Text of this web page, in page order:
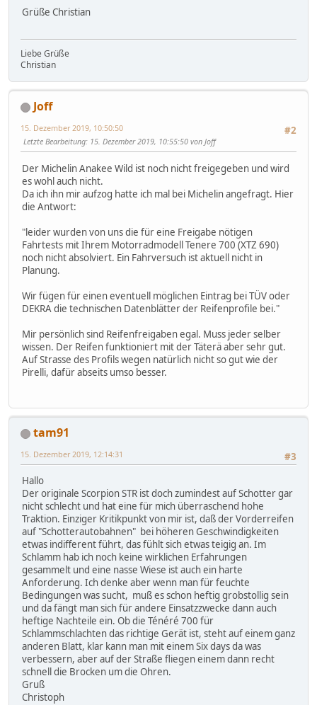
Grüße Christian
Liebe Grüße
Christian
Joff
#2
15. Dezember 2019, 10:50:50
Letzte Bearbeitung: 15. Dezember 2019, 10:55:50 von Joff
Der Michelin Anakee Wild ist noch nicht freigegeben und wird
es wohl auch nicht.
Da ich ihn mir aufzog hatte ich mal bei Michelin angefragt. Hier
die Antwort:
"leider wurden von uns die für eine Freigabe nötigen
Fahrtests mit Ihrem Motorradmodell Tenere 700 (XTZ 690)
noch nicht absolviert. Ein Fahrversuch ist aktuell nicht in
Planung.
Wir fügen für einen eventuell möglichen Eintrag bei TÜV oder
DEKRA die technischen Datenblätter der Reifenprofile bei."
Mir persönlich sind Reifenfreigaben egal. Muss jeder selber
wissen. Der Reifen funktioniert mit der Täterä aber sehr gut.
Auf Strasse des Profils wegen natürlich nicht so gut wie der
Pirelli, dafür abseits umso besser.
tam91
#3
15. Dezember 2019, 12:14:31
Hallo
Der originale Scorpion STR ist doch zumindest auf Schotter gar
nicht schlecht und hat eine für mich überraschend hohe
Traktion. Einziger Kritikpunkt von mir ist, daß der Vorderreifen
auf "Schotterautobahnen" bei höheren Geschwindigkeiten
etwas indifferent führt, das fühlt sich etwas teigig an. Im
Schlamm hab ich noch keine wirklichen Erfahrungen
gesammelt und eine nasse Wiese ist auch ein harte
Anforderung. Ich denke aber wenn man für feuchte
Bedingungen was sucht, muß es schon heftig grobstollig sein
und da fängt man sich für andere Einsatzzwecke dann auch
heftige Nachteile ein. Ob die Ténéré 700 für
Schlammschlachten das richtige Gerät ist, steht auf einem ganz
anderen Blatt, klar kann man mit einem Six days da was
verbessern, aber auf der Straße fliegen einem dann recht
schnell die Brocken um die Ohren.
Gruß
Christoph